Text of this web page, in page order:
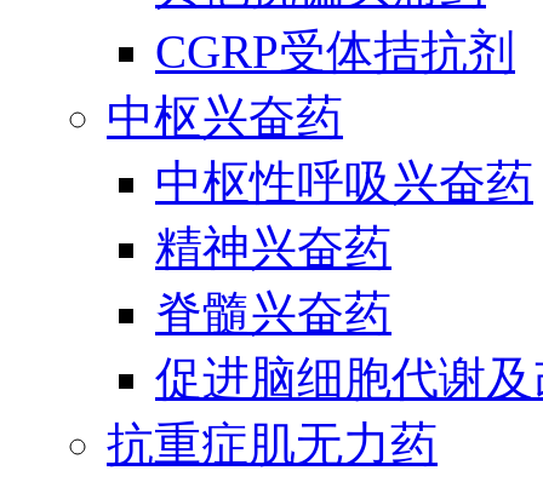
CGRP受体拮抗剂
中枢兴奋药
中枢性呼吸兴奋药
精神兴奋药
脊髓兴奋药
促进脑细胞代谢
抗重症肌无力药